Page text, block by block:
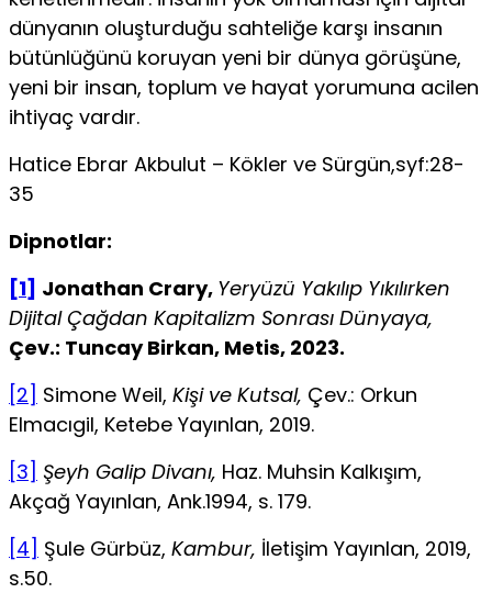
dünyanın oluşturduğu sahteliğe karşı insanın
bütünlüğünü koruyan yeni bir dünya görüşüne,
yeni bir insan, toplum ve hayat yorumuna acilen
ihtiyaç vardır.
Hatice Ebrar Akbulut – Kökler ve Sürgün,syf:28-
35
Dipnotlar:
[1] Jonathan Crary, Yeryüzü Yakılıp Yıkılırken
Dijital Çağdan Kapitalizm Sonrası Dünyaya,
Çev.: Tuncay Birkan, Metis, 2023.
[2] Simone Weil, Kişi ve Kutsal, Çev.: Orkun
Elmacıgil, Ketebe Yayınlan, 2019.
[3] Şeyh Galip Divanı, Haz. Muhsin Kalkışım,
Akçağ Yayınlan, Ank.1994, s. 179.
[4] Şule Gürbüz, Kambur, İletişim Yayınlan, 2019,
s.50.